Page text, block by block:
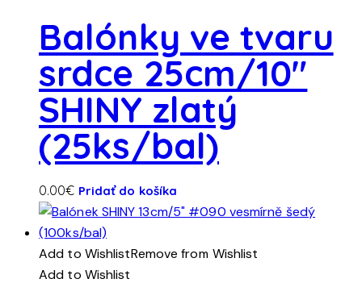
Balónky ve tvaru
srdce 25cm/10″
SHINY zlatý
(25ks/bal)
0.00€ Pridať do košíka
Add to WishlistRemove from Wishlist
Add to Wishlist